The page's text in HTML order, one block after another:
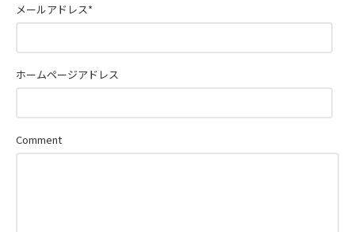
Comment
メールアドレス*
ホームページアドレス